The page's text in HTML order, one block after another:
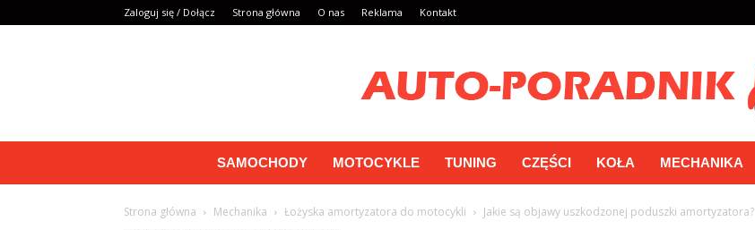
Zaloguj się / Dołącz Strona główna O nas Reklama Kontakt
SAMOCHODY MOTOCYKLE TUNING CZĘŚCI KOŁA MECHANIKA
Strona główna Mechanika Łożyska amortyzatora do motocykli Jakie są objawy uszkodzonej poduszki amortyzatora?